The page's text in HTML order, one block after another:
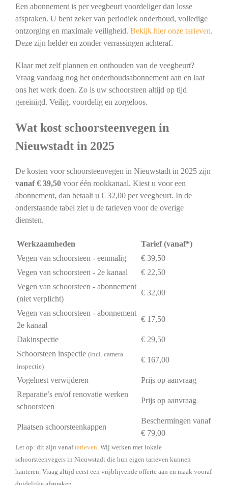
Een abonnement is per veegbeurt voordeliger dan losse
afspraken. U bent zeker van periodiek onderhoud, volledige
ontzorging en maximale veiligheid. Bekijk hier onze tarieven.
Deze zijn helder en zonder verrassingen achteraf.
Klaar met zelf plannen en onthouden van de veegbeurt?
Vraag vandaag nog het onderhoudsabonnement aan en laat
ons het werk doen. Zo is uw schoorsteen altijd op tijd
gereinigd. Veilig, voordelig en zorgeloos.
Wat kost schoorsteenvegen in
Nieuwstadt in 2025
De kosten voor schoorsteenvegen in Nieuwstadt in 2025 zijn
vanaf € 39,50voor één rookkanaal. Kiest u voor een
abonnement, dan betaalt u € 32,00 per veegbeurt. In de
onderstaande tabel ziet u de tarieven voor de overige
diensten.
Werkzaamheden
Tarief (vanaf*)
Vegen van schoorsteen - eenmalig
€ 39,50
Vegen van schoorsteen - 2e kanaal
€ 22,50
Vegen van schoorsteen - abonnement
(niet verplicht)
€ 32,00
Vegen van schoorsteen - abonnement
2e kanaal
€ 17,50
Dakinspectie
€ 29,50
Schoorsteen inspectie (incl. camera
inspectie)
€ 167,00
Vogelnest verwijderen
Prijs op aanvraag
Reparatie’s en/of renovatie werken
schoorsteen
Prijs op aanvraag
Plaatsen schoorsteenkappen
Beschermingen vanaf
€ 79,00
Let op: dit zijn vanaftarieven. Wij werken met lokale
schoorsteenvegers in Nieuwstadt die hun eigen tarieven kunnen
hanteren. Vraag altijd eerst een vrijblijvende offerte aan en maak vooraf